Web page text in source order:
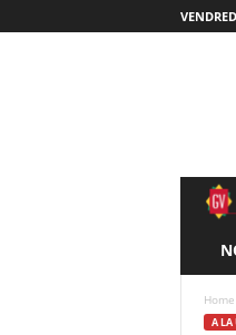
Home
A LA